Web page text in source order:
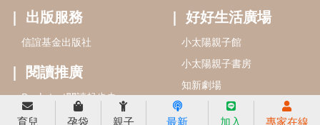
2023信誼年度報告
2024信誼年度報告
2025信誼年度報告
育兒服務
好好育兒
小袋鼠幼師網
育兒 孕袋 親子 最新 加入 專家在線